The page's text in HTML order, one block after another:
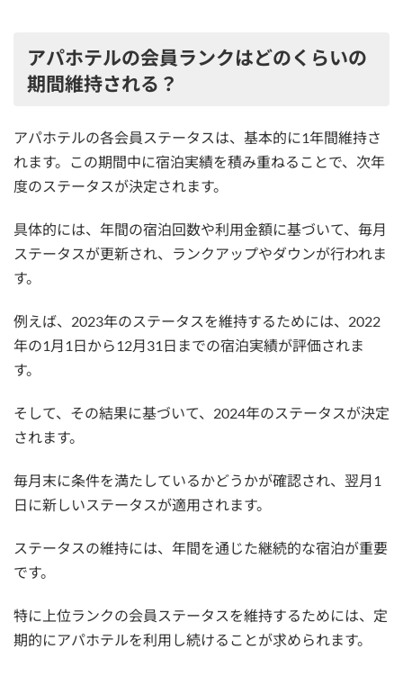
アパホテルの会員ランクはどのくらいの
期間維持される？
アパホテルの各会員ステータスは、基本的に1年間維持さ
れます。この期間中に宿泊実績を積み重ねることで、次年
度のステータスが決定されます。
具体的には、年間の宿泊回数や利用金額に基づいて、毎月
ステータスが更新され、ランクアップやダウンが行われま
す。
例えば、2023年のステータスを維持するためには、2022
年の1月1日から12月31日までの宿泊実績が評価されま
す。
そして、その結果に基づいて、2024年のステータスが決定
されます。
毎月末に条件を満たしているかどうかが確認され、翌月1
日に新しいステータスが適用されます。
ステータスの維持には、年間を通じた継続的な宿泊が重要
です。
特に上位ランクの会員ステータスを維持するためには、定
期的にアパホテルを利用し続けることが求められます。